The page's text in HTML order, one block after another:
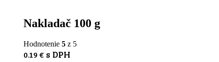
Nakladač 100 g
Hodnotenie 5 z 5
0.19 € s DPH